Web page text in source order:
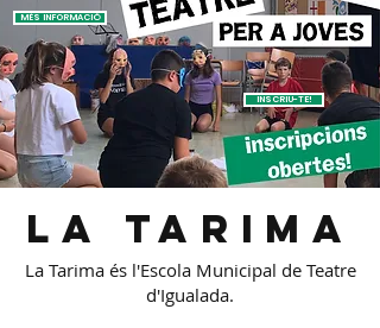
MÉS INFORMACIÓ
INSCRIU-TE!
LA TARIMA
La Tarima és l'Escola Municipal de Teatre
d'Igualada.